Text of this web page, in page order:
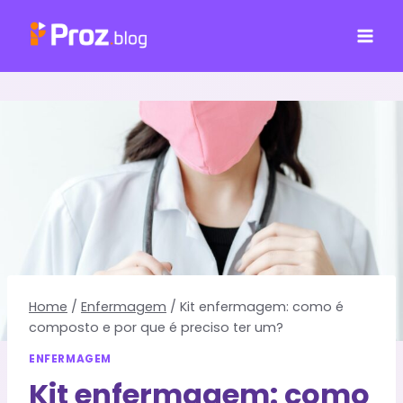
para
Home / Enfermagem / Kit enfermagem: como é
composto e por que é preciso ter um?
ENFERMAGEM
Kit enfermagem: como